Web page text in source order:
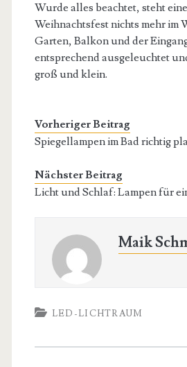
Wurde alles beachtet, steht
Weihnachtsfest nichts mehr im
Garten, Balkon und der
entsprechend ausgeleuchtet
groß und klein.
Vorheriger Beitrag
Spiegellampen im Bad richtig
Nächster Beitrag
Licht und Schlaf: Lampen für
Maik
LED-LICHTRAUM